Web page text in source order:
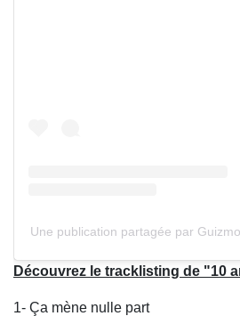
Une publication partagée par
Découvrez le tracklisting de "10
1- Ça mène nulle part